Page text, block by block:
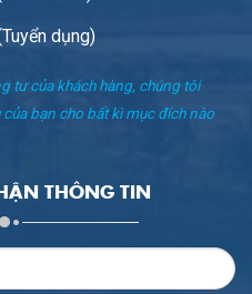
dụng)
tư của khách hàng, chúng tôi
bạn cho bất kì mục đích nào
THÔNG TIN